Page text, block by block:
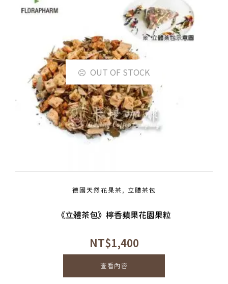
OUT OF STOCK
德國天然花果茶, 立體茶包
《立體茶包》檸香蘋果花園果粒
NT$1,400
查看內容